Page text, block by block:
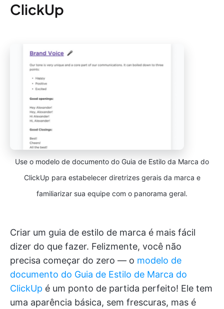
ClickUp
Use o modelo de documento do Guia de Estilo da Marca do
ClickUp para estabelecer diretrizes gerais da marca e
familiarizar sua equipe com o panorama geral.
Criar um guia de estilo de marca é mais fácil
dizer do que fazer. Felizmente, você não
precisa começar do zero — o modelo de
documento do Guia de Estilo de Marca do
ClickUp é um ponto de partida perfeito! Ele tem
uma aparência básica, sem frescuras, mas é